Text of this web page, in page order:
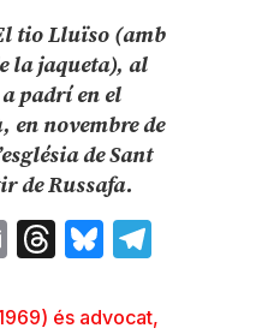
tio Lluïso (amb
la jaqueta), al
padrí en el
en novembre de
de Sant
de Russafa.
EmailThreads
Bluesky
és advocat,